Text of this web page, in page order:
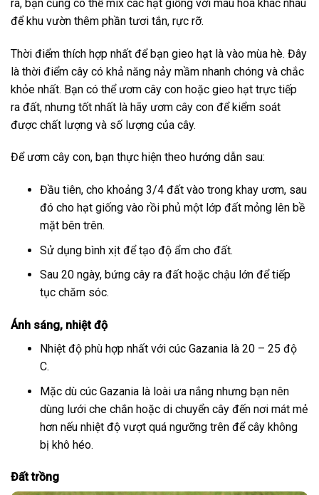
ra, bạn cũng có thể mix các hạt giống với màu hoa khác nhau
để khu vườn thêm phần tươi tắn, rực rỡ.
Thời điểm thích hợp nhất để bạn gieo hạt là vào mùa hè. Đây
là thời điểm cây có khả năng nảy mầm nhanh chóng và chắc
khỏe nhất. Bạn có thể ươm cây con hoặc gieo hạt trực tiếp
ra đất, nhưng tốt nhất là hãy ươm cây con để kiểm soát
được chất lượng và số lượng của cây.
Để ươm cây con, bạn thực hiện theo hướng dẫn sau:
Đầu tiên, cho khoảng 3/4 đất vào trong khay ươm, sau
đó cho hạt giống vào rồi phủ một lớp đất mỏng lên bề
mặt bên trên.
Sử dụng bình xịt để tạo độ ẩm cho đất.
Sau 20 ngày, bứng cây ra đất hoặc chậu lớn để tiếp
tục chăm sóc.
Ánh sáng, nhiệt độ
Nhiệt độ phù hợp nhất với cúc Gazania là 20 – 25 độ
C.
Mặc dù cúc Gazania là loài ưa nắng nhưng bạn nên
dùng lưới che chắn hoặc di chuyển cây đến nơi mát mẻ
hơn nếu nhiệt độ vượt quá ngưỡng trên để cây không
bị khô héo.
Đất trồng